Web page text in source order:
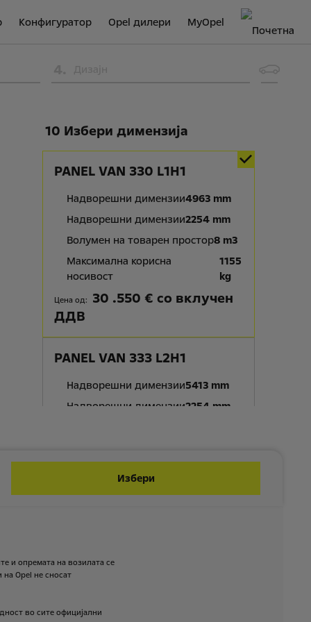
Конфигуратор Opel дилери MyOpel
10 Избери димензија
PANEL VAN 330 L1H1
Надворешни димензии4963 mm
Надворешни димензии2254 mm
Волумен на товарен простор8 m3
Максимална корисна
носивост
1155
kg
Цена од: 30 .550 € со вклучен
ДДВ
PANEL VAN 333 L2H1
Надворешни димензии5413 mm
Надворешни димензии2254 mm
носивост
kg
32 .750 € со вклучен
Надворешни димензии
Волумен на товарен простор
Избери
и опремата на возилата се
на Opel не сносат
во сите официјални